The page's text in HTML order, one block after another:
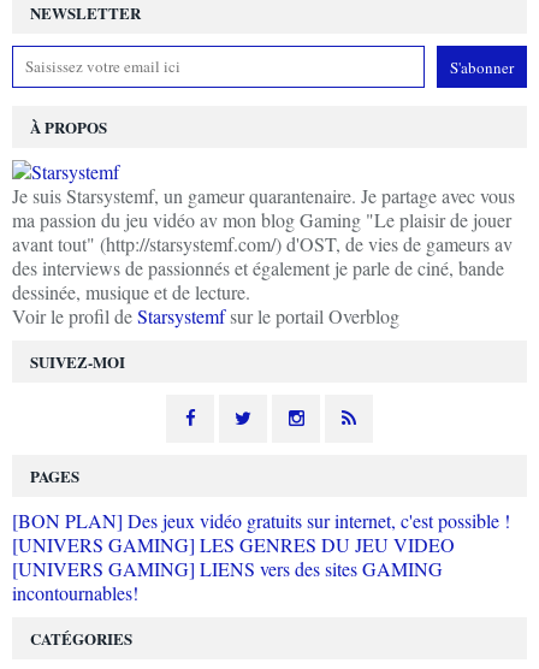
NEWSLETTER
SUIVEZ-MOI
À PROPOS
Je suis Starsystemf, un gameur quarantenaire. Je partage avec vous
ma passion du jeu vidéo av mon blog Gaming "Le plaisir de jouer
avant tout" (http://starsystemf.com/) d'OST, de vies de gameurs av
des interviews de passionnés et également je parle de ciné, bande
dessinée, musique et de lecture.
Voir le profil deStarsystemfsur le portail Overblog
PAGES
[BON PLAN] Des jeux vidéo gratuits sur internet, c'est possible !
[UNIVERS GAMING] LES GENRES DU JEU VIDEO
[UNIVERS GAMING] LIENS vers des sites GAMING
incontournables!
CATÉGORIES